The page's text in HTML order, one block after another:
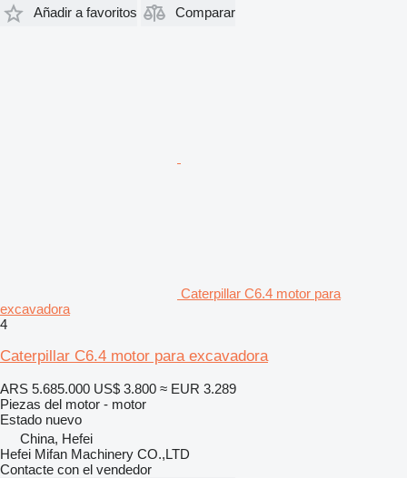
Añadir a favoritos
Comparar
Caterpillar C6.4 motor para
excavadora
4
Caterpillar C6.4 motor para excavadora
ARS 5.685.000 US$ 3.800 ≈ EUR 3.289
Piezas del motor - motor
Estado nuevo
China, Hefei
Hefei Mifan Machinery CO.,LTD
Contacte con el vendedor